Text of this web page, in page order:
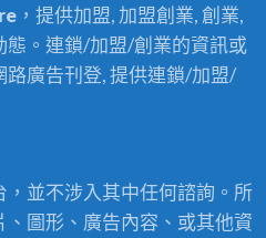
，提供加盟, 加盟創業, 創業,
。連鎖/加盟/創業的資訊或
廣告刊登, 提供連鎖/加盟/
並不涉入其中任何諮詢。所
圖形、廣告內容、或其他資